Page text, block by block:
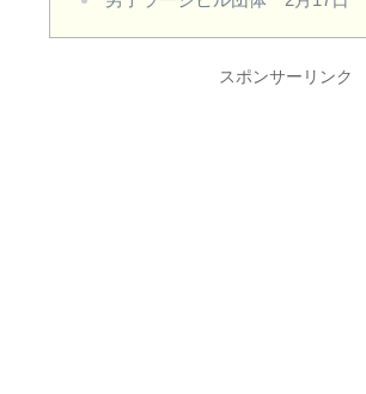
スポンサーリンク